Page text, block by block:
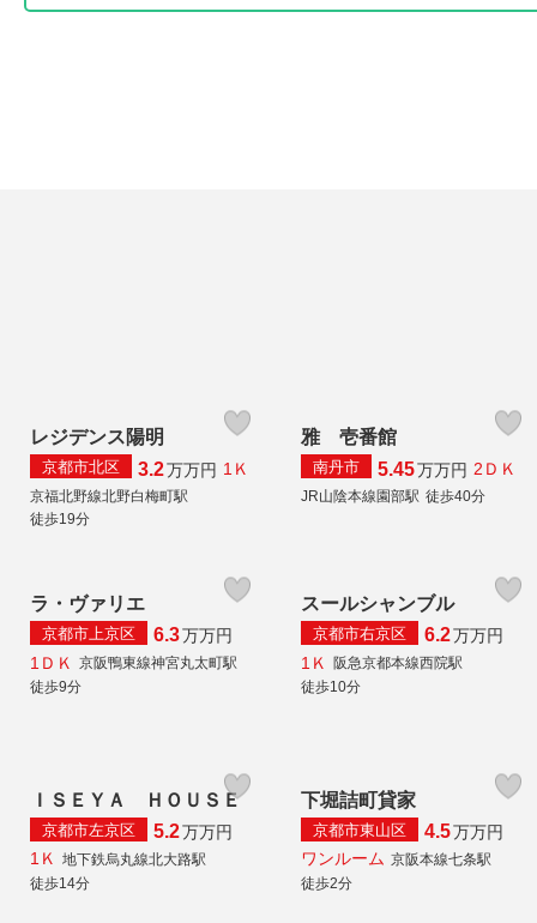
レジデンス陽明
京都市北区 3.2万万円 1Ｋ
京福北野線北野白梅町駅
徒歩19分
雅 壱番館
南丹市 5.45万万円 2ＤＫ
JR山陰本線園部駅 徒歩40分
ラ・ヴァリエ
京都市上京区 6.3万万円
1ＤＫ
京阪鴨東線神宮丸太町駅
徒歩9分
スールシャンブル
京都市右京区 6.2万万円
1Ｋ
阪急京都本線西院駅
徒歩10分
ＩＳＥＹＡ ＨＯＵＳＥ
京都市左京区 5.2万万円
1Ｋ 地下鉄烏丸線北大路駅
徒歩14分
下堀詰町貸家
京都市東山区 4.5万万円
ワンルーム 京阪本線七条駅
徒歩2分